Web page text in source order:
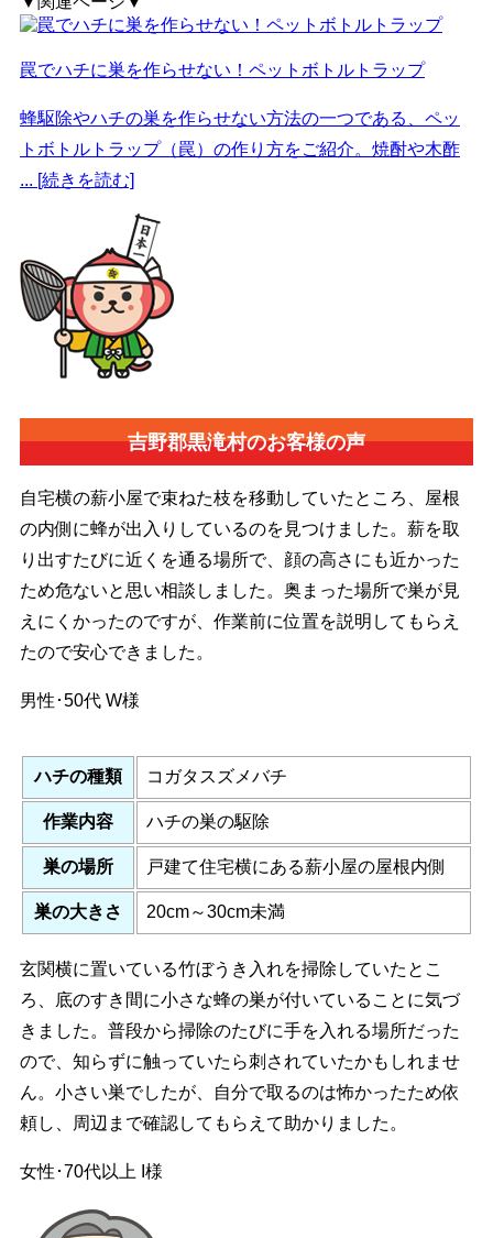
罠でハチに巣を作らせない！ペットボトルトラップ
蜂駆除やハチの巣を作らせない方法の一つである、ペッ
トボトルトラップ（罠）の作り方をご紹介。焼酎や木酢
... [続きを読む]
吉野郡黒滝村のお客様の声
自宅横の薪小屋で束ねた枝を移動していたところ、屋根
の内側に蜂が出入りしているのを見つけました。薪を取
り出すたびに近くを通る場所で、顔の高さにも近かった
ため危ないと思い相談しました。奥まった場所で巣が見
えにくかったのですが、作業前に位置を説明してもらえ
たので安心できました。
男性･50代 W様
ハチの種類 コガタスズメバチ
作業内容 ハチの巣の駆除
巣の場所 戸建て住宅横にある薪小屋の屋根内側
巣の大きさ 20cm～30cm未満
玄関横に置いている竹ぼうき入れを掃除していたとこ
ろ、底のすき間に小さな蜂の巣が付いていることに気づ
きました。普段から掃除のたびに手を入れる場所だった
ので、知らずに触っていたら刺されていたかもしれませ
ん。小さい巣でしたが、自分で取るのは怖かったため依
頼し、周辺まで確認してもらえて助かりました。
女性･70代以上 I様